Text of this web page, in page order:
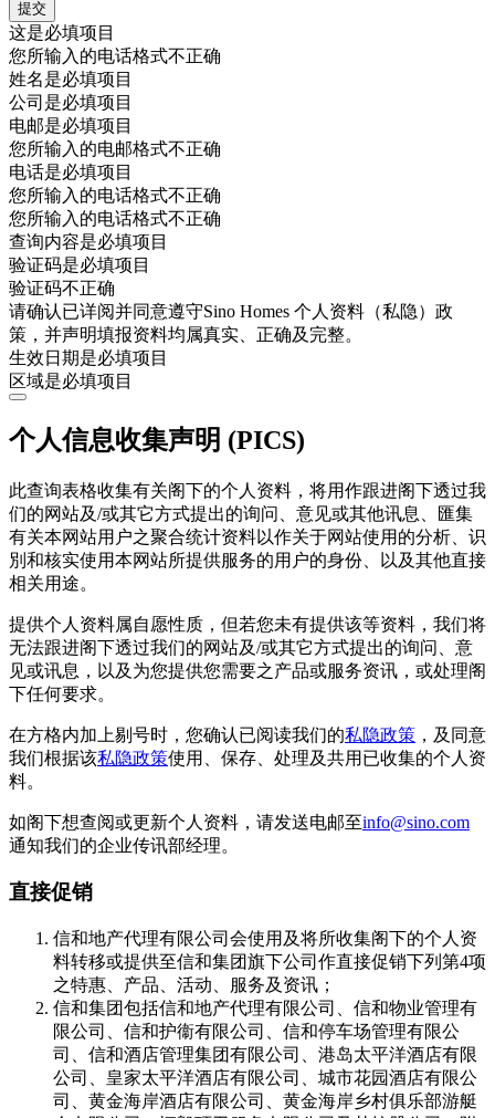
这是必填项目
您所输入的电话格式不正确
姓名是必填项目
公司是必填项目
电邮是必填项目
您所输入的电邮格式不正确
电话是必填项目
您所输入的电话格式不正确
您所输入的电话格式不正确
查询内容是必填项目
验证码是必填项目
验证码不正确
请确认已详阅并同意遵守Sino Homes 个人资料（私隐）政
策，并声明填报资料均属真实、正确及完整。
生效日期是必填项目
区域是必填项目
个人信息收集声明 (PICS)
此查询表格收集有关阁下的个人资料，将用作跟进阁下透过我
们的网站及/或其它方式提出的询问、意见或其他讯息、匯集
有关本网站用户之聚合统计资料以作关于网站使用的分析、识
別和核实使用本网站所提供服务的用户的身份、以及其他直接
相关用途。
提供个人资料属自愿性质，但若您未有提供该等资料，我们将
无法跟进阁下透过我们的网站及/或其它方式提出的询问、意
见或讯息，以及为您提供您需要之产品或服务资讯，或处理阁
下任何要求。
在方格内加上剔号时，您确认已阅读我们的私隐政策 ，及同意
我们根据该私隐政策使用、保存、处理及共用已收集的个人资
料。
如阁下想查阅或更新个人资料，请发送电邮至info@sino.com
通知我们的企业传讯部经理。
直接促销
信和地产代理有限公司会使用及将所收集阁下的个人资
料转移或提供至信和集团旗下公司作直接促销下列第4项
之特惠、产品、活动、服务及资讯；
信和集团包括信和地产代理有限公司、信和物业管理有
限公司、信和护衞有限公司、信和停车场管理有限公
司、信和酒店管理集团有限公司、港岛太平洋酒店有限
公司、皇家太平洋酒店有限公司、城市花园酒店有限公
司、黄金海岸酒店有限公司、黄金海岸乡村俱乐部游艇